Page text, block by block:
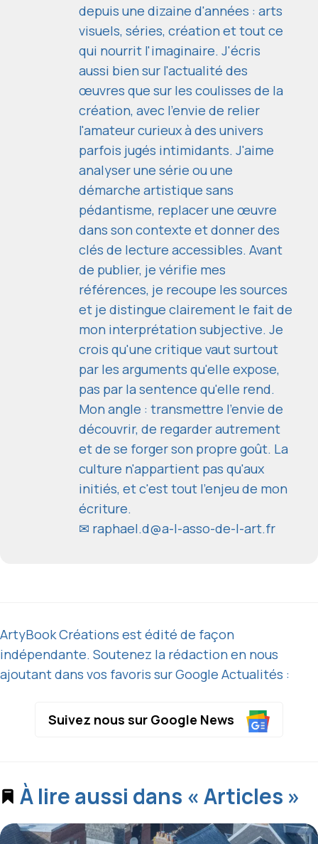
depuis une dizaine d'années : arts
visuels, séries, création et tout ce
qui nourrit l'imaginaire. J'écris
aussi bien sur l'actualité des
œuvres que sur les coulisses de la
création, avec l'envie de relier
l'amateur curieux à des univers
parfois jugés intimidants. J'aime
analyser une série ou une
démarche artistique sans
pédantisme, replacer une œuvre
dans son contexte et donner des
clés de lecture accessibles. Avant
de publier, je vérifie mes
références, je recoupe les sources
et je distingue clairement le fait de
mon interprétation subjective. Je
crois qu'une critique vaut surtout
par les arguments qu'elle expose,
pas par la sentence qu'elle rend.
Mon angle : transmettre l'envie de
découvrir, de regarder autrement
et de se forger son propre goût. La
culture n'appartient pas qu'aux
initiés, et c'est tout l'enjeu de mon
écriture.
✉ raphael.d@a-l-asso-de-l-art.fr
ArtyBook Créations est édité de façon
indépendante. Soutenez la rédaction en nous
ajoutant dans vos favoris sur Google Actualités :
Suivez nous sur Google News
À lire aussi dans « Articles »